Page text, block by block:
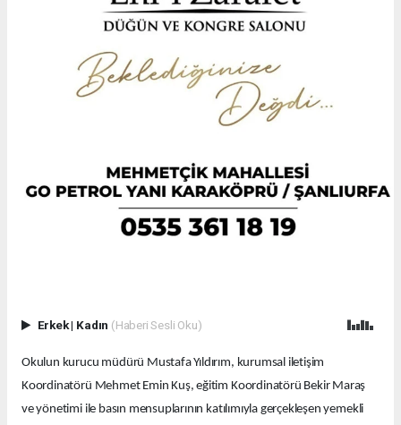
Erkek| Kadın (Haberi Sesli Oku)
Okulun kurucu müdürü Mustafa Yıldırım, kurumsal iletişim
Koordinatörü Mehmet Emin Kuş, eğitim Koordinatörü Bekir Maraş
ve yönetimi ile basın mensuplarının katılımıyla gerçekleşen yemekli